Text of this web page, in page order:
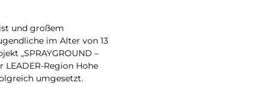
und großem
im Alter von 13
„SPRAYGROUND –
Region Hohe
umgesetzt.